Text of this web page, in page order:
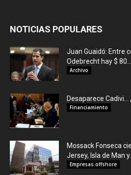
NOTICIAS POPULARES
Juan Guaidó: Entre
Odebrecht hay $ 80...
Archivo
Desaparece Cadivi…
Financiamiento
Mossack Fonseca
Jersey, Isla de Man y...
Empresas offshore